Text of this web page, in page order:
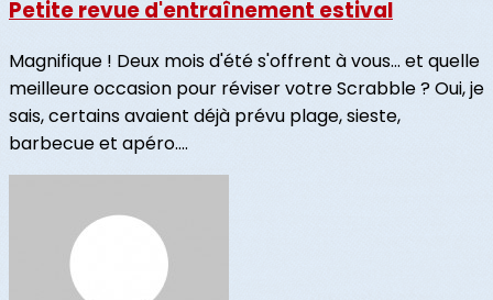
Petite revue d'entraînement estival
Magnifique ! Deux mois d'été s'offrent à vous... et quelle
meilleure occasion pour réviser votre Scrabble ? Oui, je
sais, certains avaient déjà prévu plage, sieste,
barbecue et apéro....